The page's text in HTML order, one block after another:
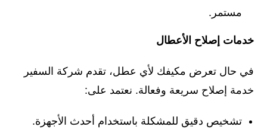
مستمر.
خدمات إصلاح الأعطال
في حال تعرض مكيفك لأي عطل، تقدم شركة السفير
خدمة إصلاح سريعة وفعالة. نعتمد على:
تشخيص دقيق للمشكلة باستخدام أحدث الأجهزة.